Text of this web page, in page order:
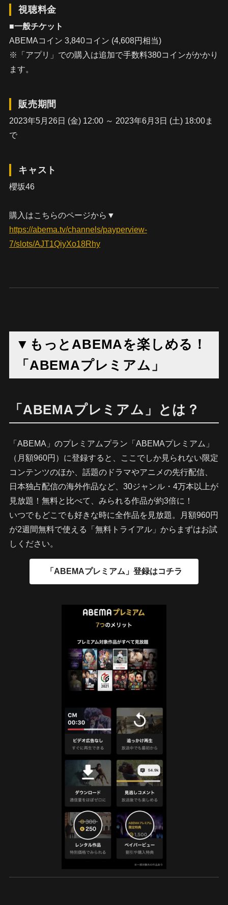
視聴料金
■一般チケット
ABEMAコイン 3,840コイン (4,608円相当)
※「アプリ」での購入は追加で手数料380コインがかかり
ます。
販売期間
2023年5月26日 (金) 12:00 ～ 2023年6月3日 (土) 18:00ま
で
キャスト
櫻坂46
購入はこちらのページから▼
https://abema.tv/channels/payperview-
7/slots/AJT1QiyXo18Rhy
▼もっとABEMAを楽しめる！
「ABEMAプレミアム」
「ABEMAプレミアム」とは？
「ABEMA」のプレミアムプラン「ABEMAプレミアム」
（月額960円）に登録すると、ここでしか見られない限定
コンテンツのほか、話題のドラマやアニメの先行配信、
日本独占配信の海外作品など、30ジャンル・4万本以上が
見放題！無料と比べて、みられる作品が約3倍に！
いつでもどこでも好きな時に全作品を見放題。月額960円
が2週間無料で使える「無料トライアル」からまずはお試
しください。